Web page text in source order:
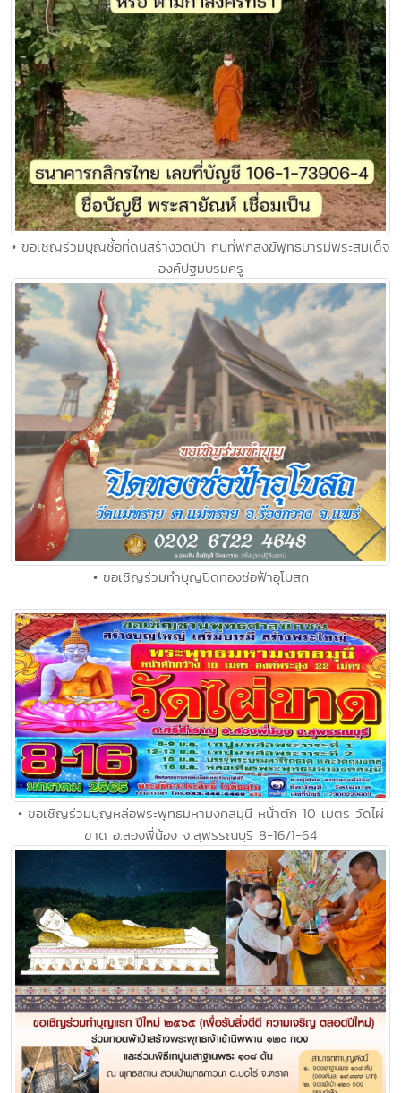
• ขอเชิญร่วมบุญซื้อที่ดินสร้างวัดป่า กับที่พักสงฆ์พุทธบารมีพระสมเด็จ
องค์ปฐมบรมครู
• ขอเชิญร่วมทำบุญปิดทองช่อฟ้าอุโบสถ
• ขอเชิญร่วมบุญหล่อพระพุทธมหามงคลมุนี หน้่าตัก 10 เมตร วัดไผ่
ขาด อ.สองพี่น้อง จ.สุพรรณบุรี 8-16/1-64